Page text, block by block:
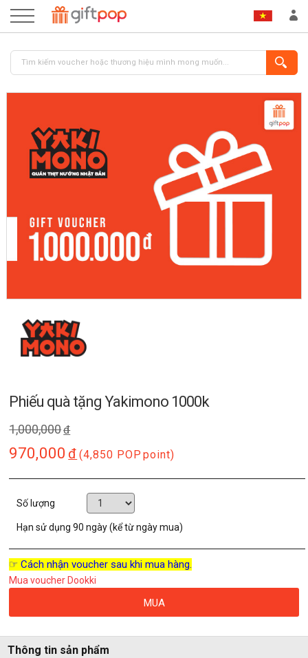
ĐĂNG KÝ
Phiếu quà tặng Yakimono 1000k
1,000,000đ
970,000 đ (4,850 POP point)
Số lượng
Hạn sử dụng90 ngày (kể từ ngày mua)
☞ Cách nhận voucher sau khi mua hàng.
Mua voucher Dookki
MUA
Thông tin sản phẩm